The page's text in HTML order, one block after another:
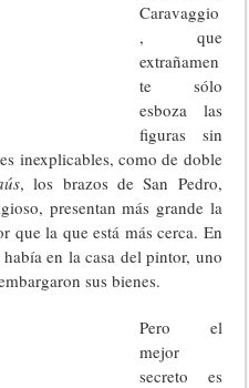
Caravaggio
, que
extrañamen
te sólo
esboza las
figuras sin
inexplicables, como de doble
, los brazos de San Pedro,
presentan más grande la
que la que está más cerca. En
en la casa del pintor, uno
sus bienes.
Pero el
mejor
secreto es